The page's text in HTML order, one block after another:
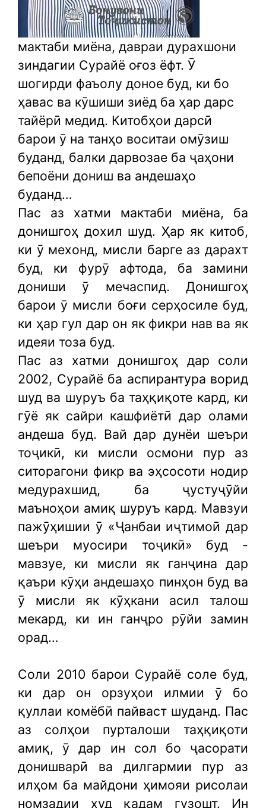
мактаби миёна, давраи дурахшони
зиндагии Сурайё оғоз ёфт. Ӯ
шогирди фаъолу доное буд, ки бо
ҳавас ва кӯшиши зиёд ба ҳар дарс
тайёрӣ медид. Китобҳои дарсӣ
барои ӯ на танҳо воситаи омӯзиш
буданд, балки дарвозае ба ҷаҳони
бепоёни дониш ва андешаҳо
буданд…
Пас аз хатми мактаби миёна, ба
донишгоҳ дохил шуд. Ҳар як китоб,
ки ӯ мехонд, мисли барге аз дарахт
буд, ки фурӯ афтода, ба замини
дониши ӯ мечаспид. Донишгоҳ
барои ӯ мисли боғи серҳосиле буд,
ки ҳар гул дар он як фикри нав ва як
идеяи тоза буд.
Пас аз хатми донишгоҳ дар соли
2002, Сурайё ба аспирантура ворид
шуд ва шуруъ ба таҳқиқоте кард, ки
гӯё як сайри кашфиётӣ дар олами
андеша буд. Вай дар дунёи шеъри
тоҷикӣ, ки мисли осмони пур аз
ситорагони фикр ва эҳсосоти нодир
медурахшид, ба ҷустуҷӯйи
маъноҳои амиқ шуруъ кард. Мавзуи
пажӯҳишии ӯ «Ҷанбаи иҷтимоӣ дар
шеъри муосири тоҷикӣ» буд -
мавзуе, ки мисли як ганҷина дар
қаъри кӯҳи андешаҳо пинҳон буд ва
ӯ мисли як кӯҳкани асил талош
мекард, ки ин ганҷро рӯйи замин
орад…
Соли 2010 барои Сурайё соле буд,
ки дар он орзуҳои илмии ӯ бо
қуллаи комёбӣ пайваст шуданд. Пас
аз солҳои пурталоши таҳқиқоти
амиқ, ӯ дар ин сол бо ҷасорати
донишварӣ ва дилгармии пур аз
илҳом ба майдони ҳимояи рисолаи
номзадии худ қадам гузошт. Ин